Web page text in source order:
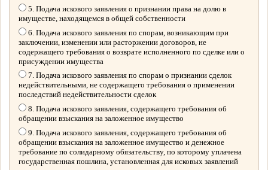
5. Подача искового заявления о признании права на долю в
имуществе, находящемся в общей собственности
6. Подача искового заявления по спорам, возникающим при
заключении, изменении или расторжении договоров, не
содержащего требования о возврате исполненного по сделке или о
присуждении имущества
7. Подача искового заявления по спорам о признании сделок
недействительными, не содержащего требования о применении
последствий недействительности сделок
8. Подача искового заявления, содержащего требования об
обращении взыскания на заложенное имущество
9. Подача искового заявления, содержащего требования об
обращении взыскания на заложенное имущество и денежное
требование по солидарному обязательству, по которому уплачена
государственная пошлина, установленная для исковых заявлений